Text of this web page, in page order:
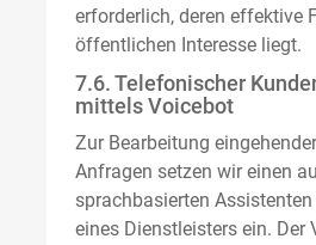
erforderlich, deren effektive
öffentlichen Interesse liegt.
7.6. Telefonischer
mittels Voicebot
Zur Bearbeitung
Anfragen setzen wir einen
sprachbasierten Assistenten
eines Dienstleisters ein. Der